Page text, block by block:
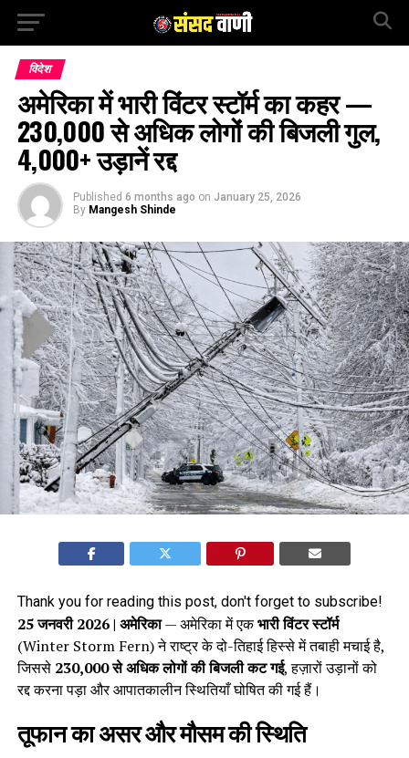
विदेश
अमेरिका में भारी विंटर स्टॉर्म का कहर —
230,000 से अधिक लोगों की बिजली गुल,
4,000+ उड़ानें रद्द
Published 6 months ago on January 25, 2026
By Mangesh Shinde
Thank you for reading this post, don't forget to subscribe!
25 जनवरी 2026 | अमेरिका— अमेरिका में एकभारी विंटर स्टॉर्म
(Winter Storm Fern) ने राष्ट्र के दो-तिहाई हिस्से में तबाही मचाई है,
जिससे 230,000 से अधिक लोगों की बिजली कट गई, हज़ारों उड़ानों को
रद्द करना पड़ा और आपातकालीन स्थितियाँ घोषित की गई हैं।
तूफान का असर और मौसम की स्थिति